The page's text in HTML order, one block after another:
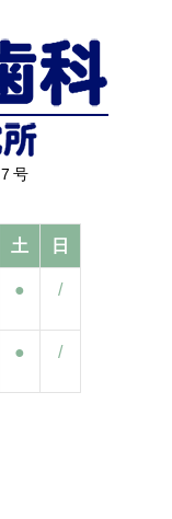
号
土 日
● /
● /